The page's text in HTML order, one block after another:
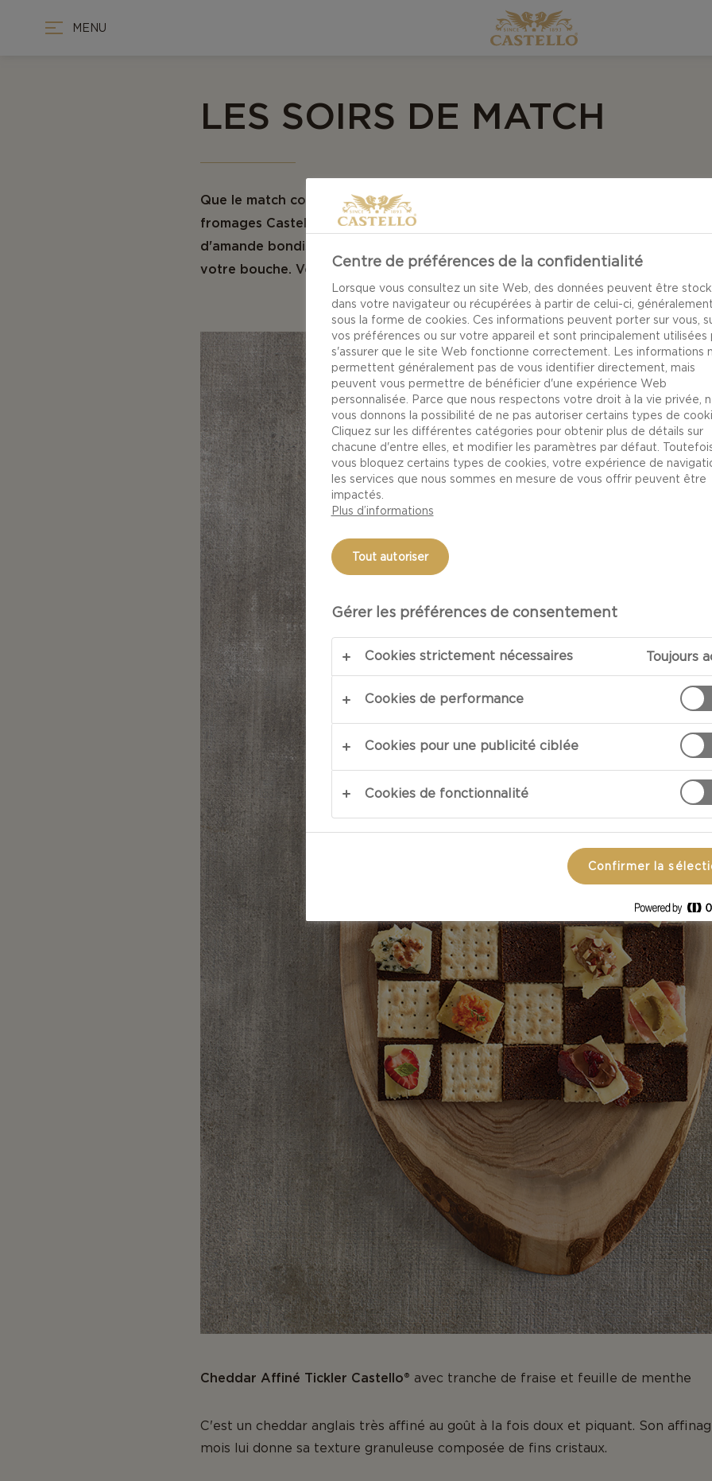
MENU
LES SOIRS DE MATCH
Que le match commence! Équipez votre propre plateau avec des craquelins
fromages Castello® et d'un assortiment d'accompagnements. Du Havarti vieilli
d'amande bondissent sur du Bleu extra-crémeux Castello® avec des noix
votre bouche. Votre adversaire vous suit de près. Une façon amusante de
Cheddar Affiné Tickler Castello® avec tranche de fraise et feuille de menthe
C'est un cheddar anglais très affiné au goût à la fois doux et piquant. Son
mois lui donne sa texture granuleuse composée de fins cristaux.
Centre de préférences de la confidentialité
Lorsque vous consultez un site Web, des données peuvent être
dans votre navigateur ou récupérées à partir de celui-ci,
sous la forme de cookies. Ces informations peuvent porter sur vous,
vos préférences ou sur votre appareil et sont principalement utilisées
s'assurer que le site Web fonctionne correctement. Les informations
permettent généralement pas de vous identifier directement, mais
peuvent vous permettre de bénéficier d'une expérience Web
personnalisée. Parce que nous respectons votre droit à la vie privée,
vous donnons la possibilité de ne pas autoriser certains types de
Cliquez sur les différentes catégories pour obtenir plus de détails sur
chacune d'entre elles, et modifier les paramètres par défaut.
vous bloquez certains types de cookies, votre expérience de
les services que nous sommes en mesure de vous offrir peuvent être
impactés.
Plus d’informations
Tout autoriser
Gérer les préférences de consentement
Cookies strictement nécessaires Toujours
Cookies de performance
Cookies pour une publicité ciblée
Cookies de fonctionnalité
Confirmer la